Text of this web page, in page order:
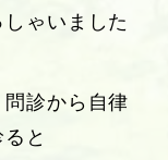
ゃいました
診から自律
と